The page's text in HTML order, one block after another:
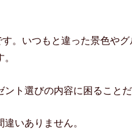
。いつもと違った景色や
ト選びの内容に困ることだ
いありません。